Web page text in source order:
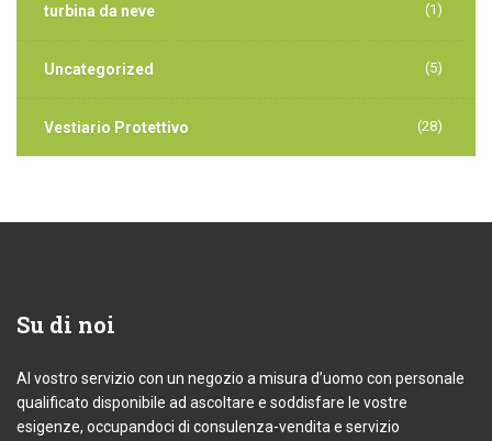
turbina da neve (1)
Uncategorized (5)
Vestiario Protettivo (28)
Su di noi
Al vostro servizio con un negozio a misura d’uomo con personale
qualificato disponibile ad ascoltare e soddisfare le vostre
esigenze, occupandoci di consulenza-vendita e servizio